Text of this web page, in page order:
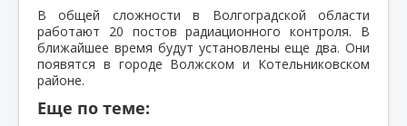
В общей сложности в Волгоградской области
работают 20 постов радиационного контроля. В
ближайшее время будут установлены еще два. Они
появятся в городе Волжском и Котельниковском
районе.
Еще по теме: